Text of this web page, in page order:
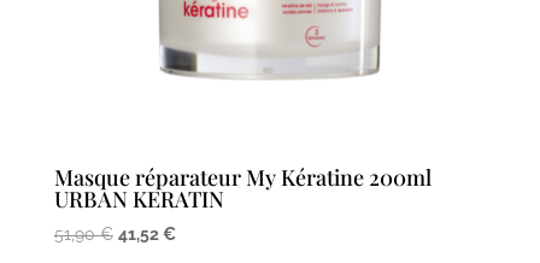
Masque réparateur My Kératine 200ml
URBAN KERATIN
51,90€ Le
41,52€Le